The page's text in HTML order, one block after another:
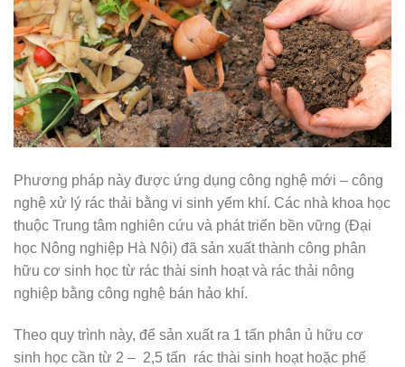
Phương pháp này được ứng dụng công nghệ mới – công
nghệ xử lý rác thải bằng vi sinh yếm khí. Các nhà khoa học
thuộc Trung tâm nghiên cứu và phát triển bền vững (Đại
học Nông nghiệp Hà Nội) đã sản xuất thành công phân
hữu cơ sinh học từ rác thài sinh hoạt và rác thải nông
nghiệp bằng công nghệ bán hảo khí.
Theo quy trình này, để sản xuất ra 1 tấn phân ủ hữu cơ
sinh học cần từ 2 – 2,5 tấn rác thài sinh hoạt hoặc phế